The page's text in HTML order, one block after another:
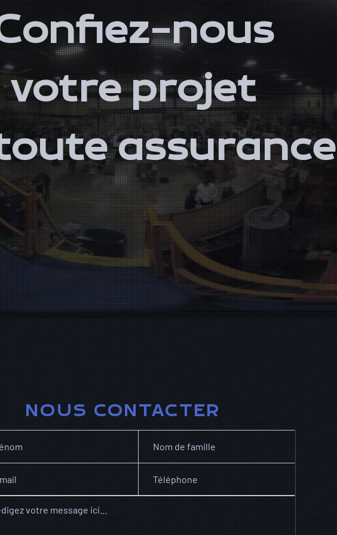
nous
votre projet
assurance
NOUS CONTACTER